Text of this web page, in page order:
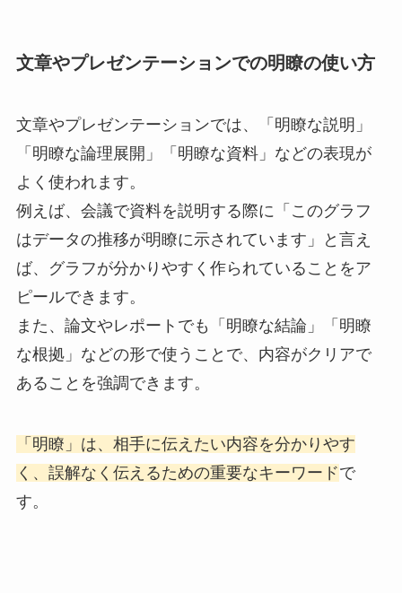
文章やプレゼンテーションでの明瞭の使い方
文章やプレゼンテーションでは、「明瞭な説明」
「明瞭な論理展開」「明瞭な資料」などの表現が
よく使われます。
例えば、会議で資料を説明する際に「このグラフ
はデータの推移が明瞭に示されています」と言え
ば、グラフが分かりやすく作られていることをア
ピールできます。
また、論文やレポートでも「明瞭な結論」「明瞭
な根拠」などの形で使うことで、内容がクリアで
あることを強調できます。
「明瞭」は、相手に伝えたい内容を分かりやす
く、誤解なく伝えるための重要なキーワードで
す。